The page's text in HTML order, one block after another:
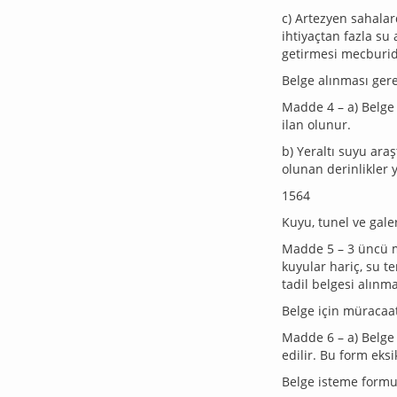
c) Artezyen
ihtiyaçtan fazla su
getirmesi
Belge alınması
Madde 4 – a)
ilan olunur.
b) Yeraltı suyu
olunan derinlikler
1564
Kuyu, tunel ve
Madde 5 – 3 üncü
kuyular hariç, su
tadil belgesi
Belge için
Madde 6 – a)
edilir. Bu form
Belge isteme